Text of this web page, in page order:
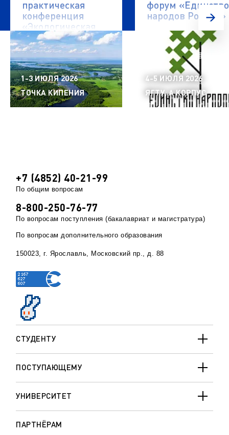
практическая
конференция
«Экологическая
безопасность
водных объектов»
1-3 ИЮЛЯ 2026
ТОЧКА КИПЕНИЯ
форум «Единство
народов России»
4-5 ИЮЛЯ 2026
ЯГТУ, А КОРПУС
СТУДЕНТУ
ПОСТУПАЮЩЕМУ
УНИВЕРСИТЕТ
ПАРТНЁРАМ
+7 (4852) 40-21-99
По общим вопросам
8-800-250-76-77
По вопросам поступления (бакалавриат и магистратура)
По вопросам дополнительного образования
150023, г. Ярославль, Московский пр., д. 88